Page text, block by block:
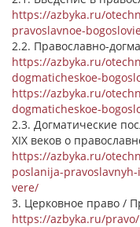
https://azbyka.ru/
pravoslavnoe-
2.2. Православно-
https://azbyka.ru/
dogmaticheskoe-
https://azbyka.ru/
dogmaticheskoe-
2.3. Догматические
XIX веков о
https://azbyka.ru/
poslanija-
vere/
3. Церковное право /
https://azbyka.ru/pravo/